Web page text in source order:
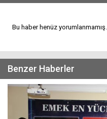
Bu haber henüz yorumlanmamış...
Benzer Haberler